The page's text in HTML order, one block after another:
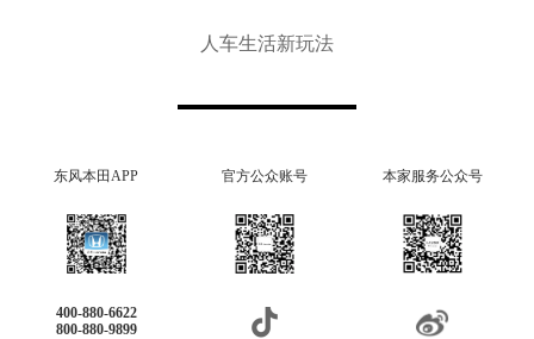
人车生活新玩法
东风本田APP 官方公众账号 本家服务公众号
400-880-6622
800-880-9899